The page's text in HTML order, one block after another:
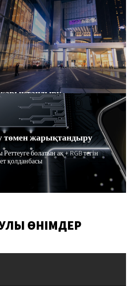
дөңгелек және төртбұрышты жақтау,
фитингті 50 мм таяз ұяшық бос жерге
Жарқылға қарсы фасция. Нөлге жуық
қажет ететін энергияны үнемдейді
төмен жарықтандыру
болатын ақ + RGB тегін
қолданбасы
ӨНІМДЕР